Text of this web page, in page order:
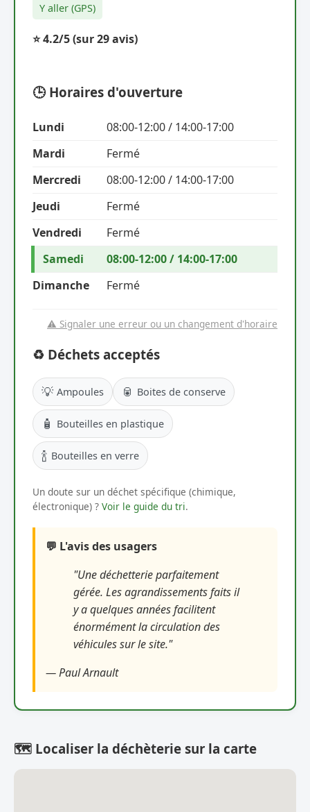
Y aller (GPS)
⭐ 4.2/5(sur 29 avis)
🕒 Horaires d'ouverture
Lundi
08:00-12:00 / 14:00-17:00
Mardi
Fermé
Mercredi
08:00-12:00 / 14:00-17:00
Jeudi
Fermé
Vendredi
Fermé
Samedi
08:00-12:00 / 14:00-17:00
Dimanche
Fermé
⚠️ Signaler une erreur ou un changement d'horaire
♻️ Déchets acceptés
💡 Ampoules 🥫 Boites de conserve
🧴 Bouteilles en plastique
🍾 Bouteilles en verre
Un doute sur un déchet spécifique (chimique,
électronique) ? Voir le guide du tri.
💬 L'avis des usagers
"Une déchetterie parfaitement
gérée. Les agrandissements faits il
y a quelques années facilitent
énormément la circulation des
véhicules sur le site."
— Paul Arnault
🗺️ Localiser la déchèterie sur la carte